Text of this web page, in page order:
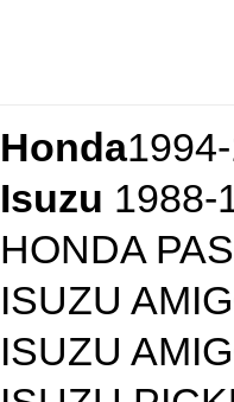
Honda
Isuzu 1988-
HONDA
ISUZU
ISUZU